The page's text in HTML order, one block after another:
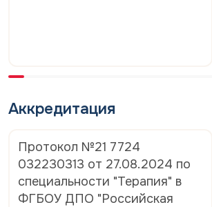
Аккредитация
Протокол №21 7724
032230313 от 27.08.2024 по
специальности "Терапия" в
ФГБОУ ДПО "Российская